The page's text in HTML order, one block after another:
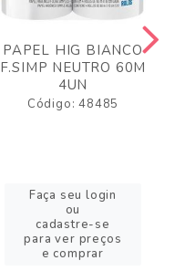
PAPEL HIG BIANCO
F.SIMP NEUTRO 60M
4UN
Código: 48485
Faça seu login
ou
cadastre-se
para ver preços
e comprar